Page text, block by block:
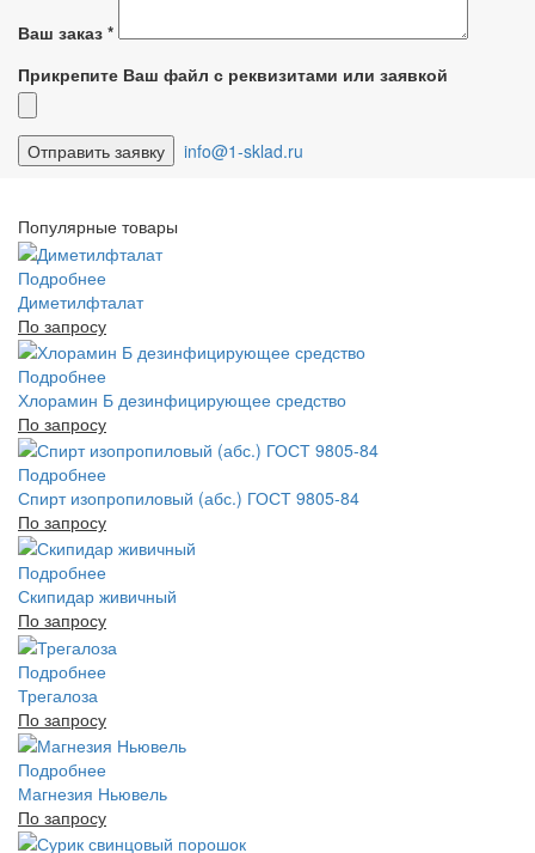
Ваш заказ *
Прикрепите Ваш файл с реквизитами или заявкой
info@1-sklad.ru
Популярные товары
Подробнее
Диметилфталат
По запросу
Подробнее
Хлорамин Б дезинфицирующее средство
По запросу
Подробнее
Спирт изопропиловый (абс.) ГОСТ 9805-84
По запросу
Подробнее
Скипидар живичный
По запросу
Подробнее
Трегалоза
По запросу
Подробнее
Магнезия Ньювель
По запросу